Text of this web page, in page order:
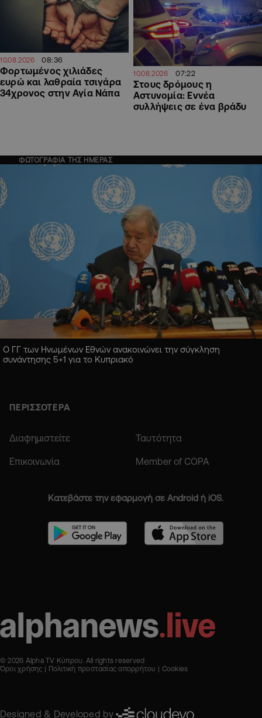
10.08.2026 08:36
Φορτωμένος χιλιάδες
ευρώ και λαθραία τσιγάρα
34χρονος στην Αγία Νάπα
10.08.2026 07:22
Στους δρόμους η
Αστυνομία: Εννέα
συλλήψεις σε ένα βράδυ
ΦΩΤΟΓΡΑΦΙΑ ΤΗΣ ΗΜΕΡΑΣ
Ο ΓΓ των Ηνωμένων Εθνών ανακοινώνει την σύγκληση
συνάντησης 5+1 για το Κυπριακό
ΠΕΡΙΣΣΟΤΕΡΑ
Διαφημιστείτε Ταυτότητα
Επικοινωνία Member of COPA
Κατεβάστε την εφαρμογή σε Android ή iOS.
© 2026 Alpha TV Κύπρου. All rights reserved
Όροι χρήσης
Πολιτική προστασίας απορρήτου Cookies
Designed & Developed by